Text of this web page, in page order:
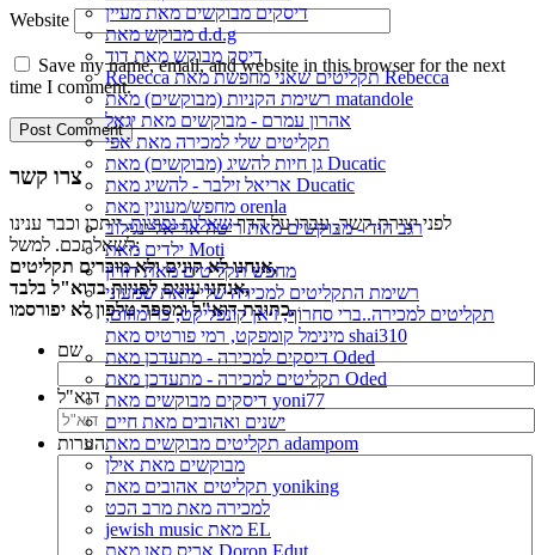
דיסקים מבוקשים מאת מעיין
מבוקש מאת d.d.g
דיסק מבוקש מאת דוד
Rebecca תקליטים שאני מחפשת מאת Rebecca
רשימת הקניות (מבוקשים) מאת matandole
אהרון עמרם - מבוקשים מאת יגאל
תקליטים שלי למכירה מאת אפי
גן חיות להשיג (מבוקשים) מאת Ducatic
אריאל זילבר - להשיג מאת Ducatic
מחפש/מעונין מאת orenla
רגב הוד - מבוקשים מאת ריטה אריאל ינגילוב
ילדים מאת Moti
מחפש תקליטים מאת דורון
רשימת התקליטים למכירה שלי מאת שמעוני
תקליטים למכירה..ברי סחרוֹף, ז׳אן קונפליקט, כרומוזום,
מינימל קומפקט, רמי פורטיס מאת shai310
דיסקים למכירה - מתעדכן מאת Oded
תקליטים למכירה - מתעדכן מאת Oded
דיסקים מבוקשים מאת yoni77
ישנים ואהובים מאת חיים
תקליטים מבוקשים מאת adampom
מבוקשים מאת אילן
תקליטים אהובים מאת yoniking
למכירה מאת מרב הכט
jewish music מאת EL
אריס סאן מאת Doron Edut
Website
Save my name, email, and website in this browser for the next
time I comment.
צרו קשר
לפני יצירת קשר, עברו על הדףשאלות נפוצות, ייתכן וכבר ענינו
לשאלתכם. למשל:
אנחנו לא קונים ולא מוכרים תקליטים,
אנחנו עונים לפניות בדוא"ל בלבד,
כתובת דוא"ל ומספר טלפון לא יפורסמו.
שם
דוא"ל
הערות